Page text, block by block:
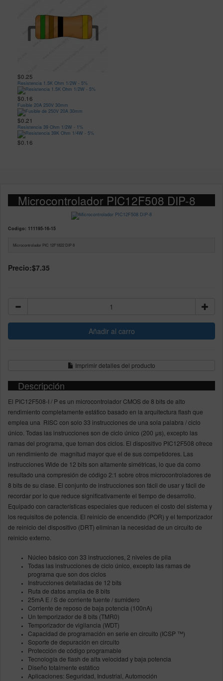
$0.25
Resistencia 1.5K Ohm 1/2W - 5%
$0.16
Fusible 20A 250V 30mm
$0.21
Resistencia 39 Ohm 1/2W - 1%
$0.16
Microcontrolador PIC12F508 DIP-8
Codigo: 111195-16-15
Microcontrolador PIC 12F1822 DIP 8
Precio:$7.35
Imprimir detalles del producto
Descripción
El PIC12F508-I / P es un microcontrolador CMOS de 8 bits de alto
rendimiento completamente estático basado en la arquitectura flash que
emplea una RISC con solo 33 instrucciones de una sola palabra / ciclo
único. Todas las instrucciones son de ciclo único (200 μs), excepto las
ramas del programa, que toman dos ciclos. El dispositivo PIC12F508 ofrece
un rendimiento de magnitud mayor que el de sus competidores. Las
instrucciones Wide de 12 bits son altamente simétricas, lo que da como
resultado una compresión de código 2:1 sobre otros microcontroladores de
8 bits de su clase. El conjunto de instrucciones son fácil de usar y fácil de
recordar por lo que reduce significativamente el tiempo de desarrollo.
Equipado con características especiales que reducen el costo del sistema y
los requisitos de potencia. El reinicio de encendido (POR) y el temporizador
de reinicio del dispositivo (DRT) eliminan la necesidad de un circuito de
reinicio externo.
Núcleo básico con 33 instrucciones, 2 niveles de pila
Todas las instrucciones de ciclo único, excepto las ramas de
programa que son dos ciclos
Instrucciones detalladas de 12 bits
Ruta de datos amplia de 8 bits
25mA E / S de corriente fuente / sumidero
Corriente de reposo de baja potencia (100nA)
Un temporizador de 8 bits (TMR0)
Temporizador de vigilancia (WDT)
Capacidad de programación en serie en circuito (ICSP ™)
Soporte de depuración en circuito
Protección de código programable
Tecnología de flash de alta velocidad y baja potencia
Diseño totalmente estático
Aplicaciones: Seguridad, Industrial, Automoción